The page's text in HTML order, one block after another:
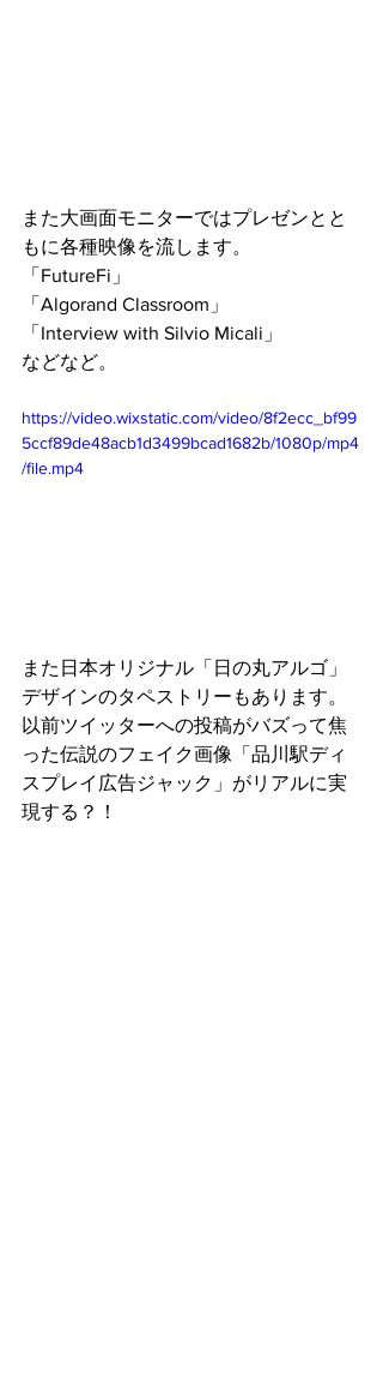
また大画面モニターではプレゼンとと
もに各種映像を流します。
「FutureFi」
「Algorand Classroom」
「Interview with Silvio Micali」
などなど。
https://video.wixstatic.com/video/8f2ecc_bf99
5ccf89de48acb1d3499bcad1682b/1080p/mp4
/file.mp4
また日本オリジナル「日の丸アルゴ」
デザインのタペストリーもあります。
以前ツイッターへの投稿がバズって焦
った伝説のフェイク画像「品川駅ディ
スプレイ広告ジャック」がリアルに実
現する？！